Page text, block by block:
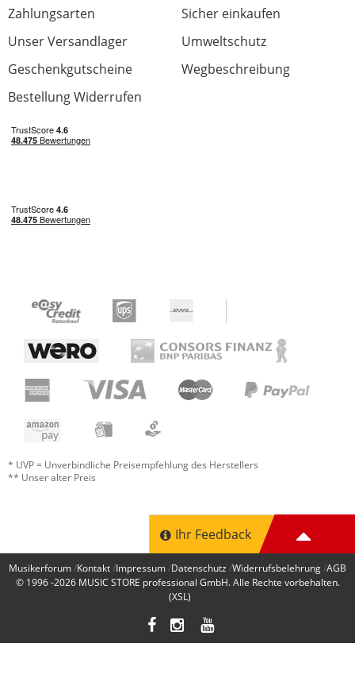
Zahlungsarten
Sicher einkaufen
Unser Versandlager
Umweltschutz
Geschenkgutscheine
Wegbeschreibung
Bestellung Widerrufen
* UVP = Unverbindliche Preisempfehlung des Herstellers
** Unser alter Preis
Ihr Feedback
Musikerforum Kontakt Impressum Datenschutz Widerrufsbelehrung AGB
© 1996 -2026 MUSIC STORE professional GmbH. Alle Rechte vorbehalten.
(XSL)